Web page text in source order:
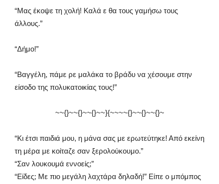
“Μας έκοψε τη χολή! Καλά ε θα τους γαμήσω τους
άλλους.”
“Δήμο!”
“Βαγγέλη, πάμε ρε μαλάκα το βράδυ να χέσουμε στην
είσοδο της πολυκατοικίας τους!”
~~{}~~{}~~{}~~}{~~~~{}~~{}~~{}~
“Κι έτσι παιδιά μου, η μάνα σας με ερωτεύτηκε! Από εκείνη
τη μέρα με κοίταζε σαν ξερολούκουμο.”
“Σαν λουκουμά εννοείς;”
“Είδες; Με πιο μεγάλη λαχτάρα δηλαδή!” Είπε ο μπόμπος